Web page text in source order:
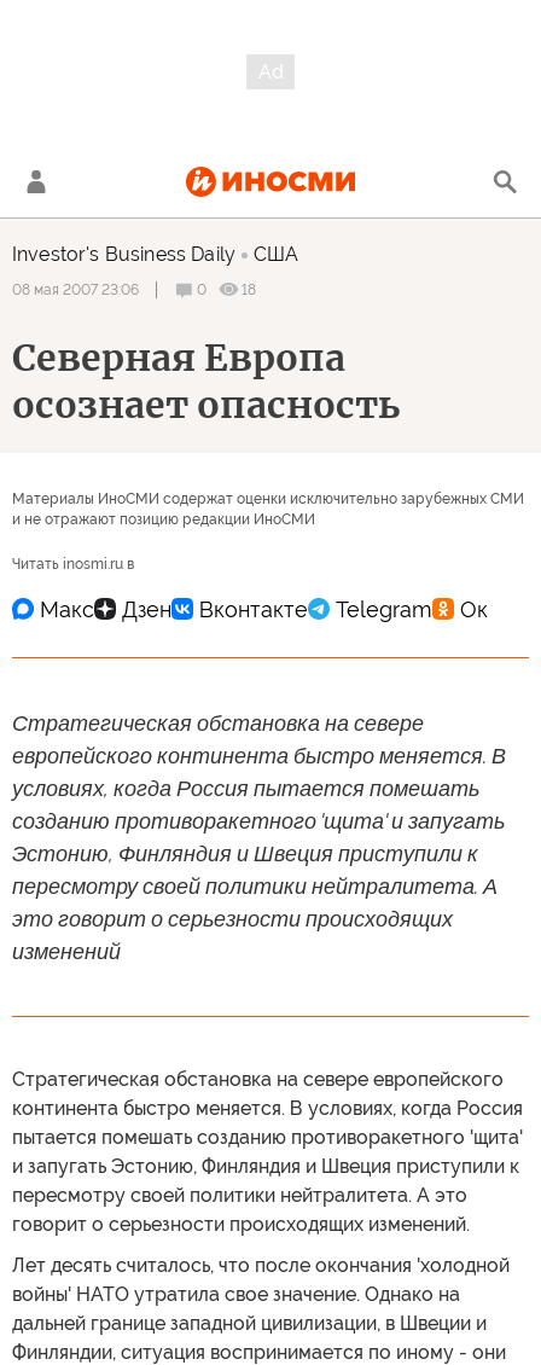
Investor's Business Daily США
08 мая 2007 23:06 0 18
Северная Европа
осознает опасность
Материалы ИноСМИ содержат оценки исключительно зарубежных СМИ
и не отражают позицию редакции ИноСМИ
Читать inosmi.ru в
Стратегическая обстановка на севере
европейского континента быстро меняется. В
условиях, когда Россия пытается помешать
созданию противоракетного 'щита' и запугать
Эстонию, Финляндия и Швеция приступили к
пересмотру своей политики нейтралитета. А
это говорит о серьезности происходящих
изменений
Стратегическая обстановка на севере европейского
континента быстро меняется. В условиях, когда Россия
пытается помешать созданию противоракетного 'щита'
и запугать Эстонию, Финляндия и Швеция приступили к
пересмотру своей политики нейтралитета. А это
говорит о серьезности происходящих изменений.
Лет десять считалось, что после окончания 'холодной
войны' НАТО утратила свое значение. Однако на
дальней границе западной цивилизации, в Швеции и
Финляндии, ситуация воспринимается по иному - они